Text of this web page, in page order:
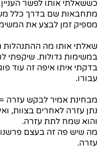
כששאלתי אותו לפשר
מתחבאות שם בדרך כלל
מספיק זמן לבצע את
שאלתי אותו מה
במשימות גדולות. שיקפתי
בדקתי איתו איפה זה עוד
עבורו.
מבחינת אמיר לבקש עזרה
נתן עזרה לאחרים בצוות,
והוא שמח לתת עזרה.
מה שיש פה זה בעצם
עזרה.